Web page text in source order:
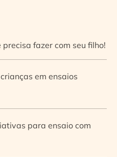
fazer com seu filho!
em ensaios
para ensaio com